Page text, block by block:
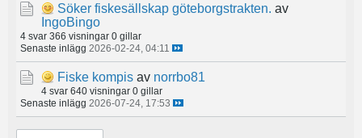
Söker fiskesällskap göteborgstrakten. av
IngoBingo
4 svar 366 visningar 0 gillar
Senaste inlägg 2026-02-24, 04:11
Fiske kompis av norrbo81
4 svar 640 visningar 0 gillar
Senaste inlägg 2026-07-24, 17:53